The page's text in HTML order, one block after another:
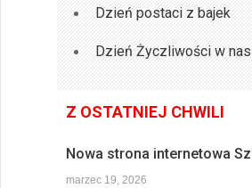
Dzień postaci z bajek
Dzień Życzliwości w
Z OSTATNIEJ CHWILI
Nowa strona internetowa
marzec 19, 2026